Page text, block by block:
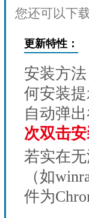
您还可以下
更新特性：
安装方
何安装
自动弹
次双击
若实在
（如
件为